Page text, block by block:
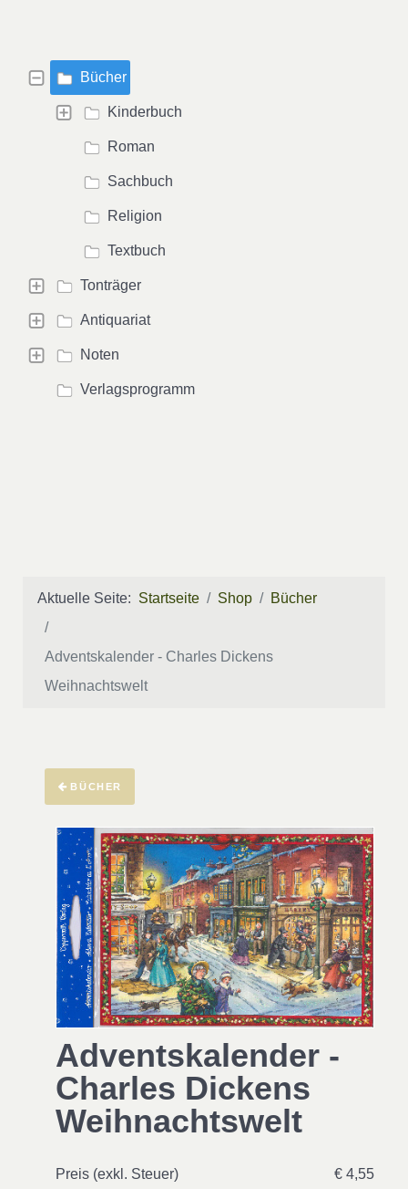
Bücher
Kinderbuch
Roman
Sachbuch
Religion
Textbuch
Tonträger
Antiquariat
Noten
Verlagsprogramm
Aktuelle Seite: Startseite Shop Bücher
Adventskalender - Charles Dickens
Weihnachtswelt
BÜCHER
Adventskalender -
Charles Dickens
Weihnachtswelt
Preis (exkl. Steuer)
€ 4,55